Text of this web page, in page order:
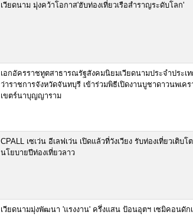
เวียดนาม มุ่งคว้าโอกาส'ฮับท่องเที่ยวเรือสำราญระดับโลก'
เอกอัครราชทูตสาธารณรัฐสังคมนิยมเวียดนามประจำประเ
ว่าราชการจังหวัดจันทบุรี เข้าร่วมพิธีเปิดงานบูชาดาวนพเค
เขตร์นาบุญญาราม
CPALL เซเว่น อีเลฟเว่น เปิดแล้วที่วังเวียง รับท่องเที่ยวเติบโ
นโยบายปีท่องเที่ยวลาว
เวียดนามมุ่งพัฒนา 'แรงงาน' ครึ่งแสน ป้อนอุตฯ เซมิคอนดัก